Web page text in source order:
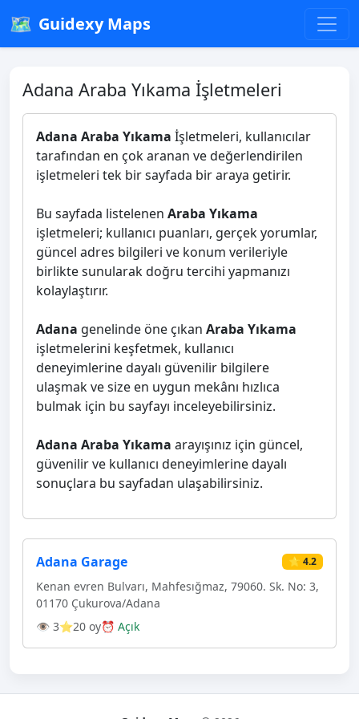
🗺️ Guidexy Maps
Adana Araba Yıkama İşletmeleri
Adana Araba Yıkama İşletmeleri, kullanıcılar
tarafından en çok aranan ve değerlendirilen
işletmeleri tek bir sayfada bir araya getirir.
Bu sayfada listelenen Araba Yıkama
işletmeleri; kullanıcı puanları, gerçek yorumlar,
güncel adres bilgileri ve konum verileriyle
birlikte sunularak doğru tercihi yapmanızı
kolaylaştırır.
Adana genelinde öne çıkan Araba Yıkama
işletmelerini keşfetmek, kullanıcı
deneyimlerine dayalı güvenilir bilgilere
ulaşmak ve size en uygun mekânı hızlıca
bulmak için bu sayfayı inceleyebilirsiniz.
Adana Araba Yıkama arayışınız için güncel,
güvenilir ve kullanıcı deneyimlerine dayalı
sonuçlara bu sayfadan ulaşabilirsiniz.
Adana Garage ⭐ 4.2
Kenan evren Bulvarı, Mahfesığmaz, 79060. Sk. No: 3,
01170 Çukurova/Adana
👁 3⭐20 oy⏰ Açık